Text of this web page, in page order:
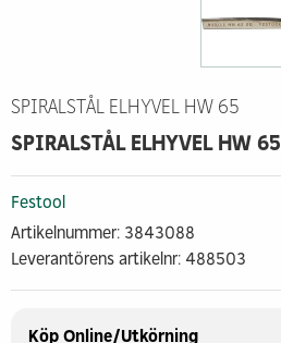
SPIRALSTÅL ELHYVEL HW 65
SPIRALSTÅL ELHYVEL HW 65
Festool
Artikelnummer: 3843088
Leverantörens artikelnr: 488503
Köp Online/Utkörning